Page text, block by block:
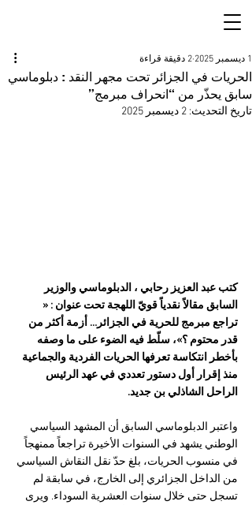
الحريات في الجزائر تحت مجهر النقد : دبلوماسي
سابق يحذّر من “انحراف مبرمج”
1 ديسمبر 2025 2 دقيقة قراءة
تاريخ التحديث: 2 ديسمبر 2025
كتب عبد العزيز رحابي ، الدبلوماسي والوزير
السابق مقالاً نقدياً قويّ اللهجة تحت عنوان : «
تراجع مبرمج للحرية في الجزائر… أزمة أكثر من
قدر محتوم ؟»، سلّط فيه الضوء على ما وصفه
بأخطر انتكاسة تعرفها الحريات الفردية والجماعية
منذ إقرار أول دستور تعددي في عهد الرئيس
الراحل الشاذلي بن جديد.
واعتبر الدبلوماسي السابق أن المشهد السياسي
الوطني يشهد في السنوات الأخيرة تراجعاً ممنهجاً
في منسوب الحريات، بلغ حدّ نقل النقاش السياسي
من الداخل الجزائري إلى الخارج، في سابقة لم
تسجل حتى خلال سنوات العشرية السوداء. ويرى